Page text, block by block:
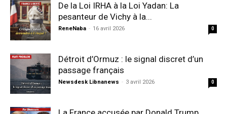
De la Loi IRHA à la Loi Yadan: La
pesanteur de Vichy à la...
ReneNaba - 16 avril 2026 0
Détroit d’Ormuz : le signal discret d’un
passage français
Newsdesk Libnanews - 3 avril 2026 0